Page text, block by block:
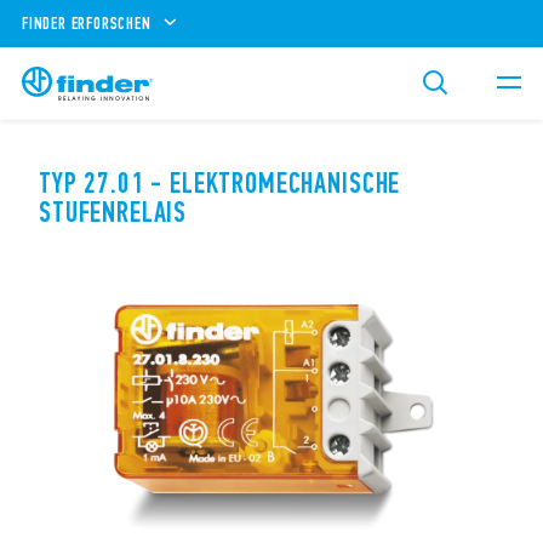
FINDER ERFORSCHEN
TYP 27.01 - ELEKTROMECHANISCHE
STUFENRELAIS